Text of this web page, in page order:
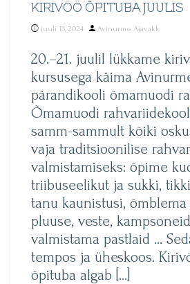
KIRIVÖÖ ÕPITUBA JUULIS
juuli 13, 2024
Posted
Avinurme Ajavakk
20.–21. juulil lükkame
kursusega käima
pärandikooli õmamuodi
Õmamuodi
samm-sammult kõiki
vaja traditsioonilise
valmistamiseks: õpime
triibuseelikut ja sukki,
tanu kaunistusi,
pluuse, veste,
valmistama pastlaid …
tempos ja üheskoos.
õpituba algab […]